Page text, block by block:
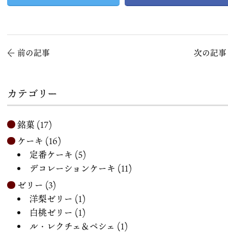
← 前の記事 次の記事
カテゴリー
銘菓 (17)
ケーキ (16)
定番ケーキ (5)
デコレーションケーキ (11)
ゼリー (3)
洋梨ゼリー (1)
白桃ゼリー (1)
ル・レクチェ＆ペシェ (1)